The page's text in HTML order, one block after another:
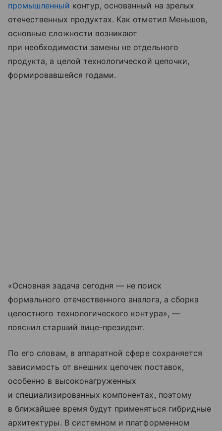
промышленный контур, основанный на зрелых
отечественных продуктах. Как отметил Меньшов,
основные сложности возникают
при необходимости замены не отдельного
продукта, а целой технологической цепочки,
формировавшейся годами.
«Основная задача сегодня — не поиск
формального отечественного аналога, а сборка
целостного технологического контура», —
пояснил старший вице-президент.
По его словам, в аппаратной сфере сохраняется
зависимость от внешних цепочек поставок,
особенно в высоконагруженных
и специализированных компонентах, поэтому
в ближайшее время будут применяться гибридные
архитектуры. В системном и платформенном